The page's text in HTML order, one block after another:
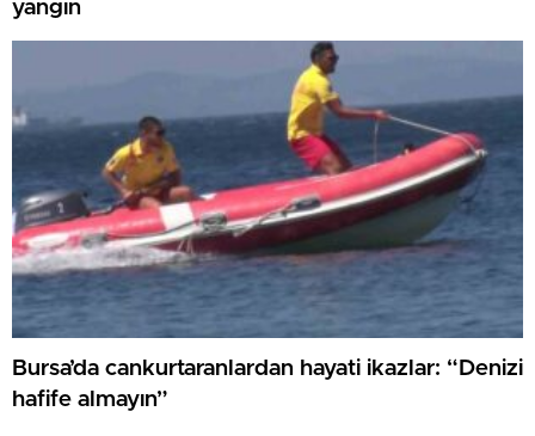
yangın
Bursa’da cankurtaranlardan hayati ikazlar: “Denizi
hafife almayın”